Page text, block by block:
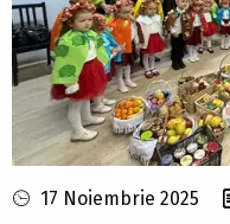
17 Noiembrie 2025